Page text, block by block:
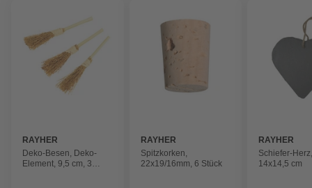
RAYHER
Deko-Besen, Deko-
Element, 9,5 cm, 3
RAYHER
Spitzkorken,
22x19/16mm, 6 Stück
RAYHER
Schiefer-
14x14,5 cm